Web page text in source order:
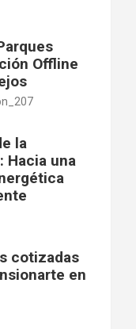
Offline
la
Hacia una
cotizadas
en